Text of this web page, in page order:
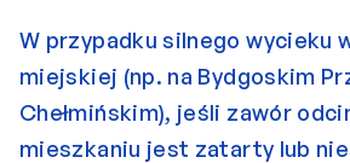
W przypadku silnego wycieku
miejskiej (np. na Bydgoskim
Chełmińskim), jeśli zawór
mieszkaniu jest zatarty lub